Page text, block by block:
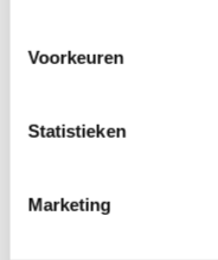
Voorkeuren
Statistieken
Marketing